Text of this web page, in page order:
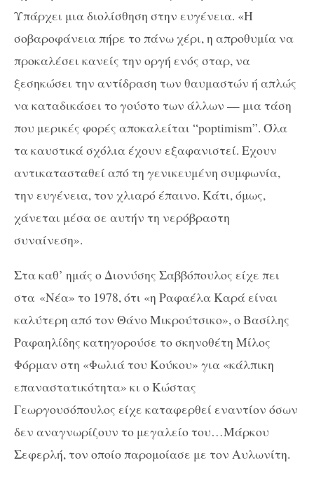
Υπάρχει μια διολίσθηση στην ευγένεια. «Η
σοβαροφάνεια πήρε το πάνω χέρι, η απροθυμία να
προκαλέσει κανείς την οργή ενός σταρ, να
ξεσηκώσει την αντίδραση των θαυμαστών ή απλώς
να καταδικάσει το γούστο των άλλων — μια τάση
που μερικές φορές αποκαλείται “poptimism”. Όλα
τα καυστικά σχόλια έχουν εξαφανιστεί. Εχουν
αντικατασταθεί από τη γενικευμένη συμφωνία,
την ευγένεια, τον χλιαρό έπαινο. Κάτι, όμως,
χάνεται μέσα σε αυτήν τη νερόβραστη
συναίνεση».
Στα καθ’ ημάς ο Διονύσης Σαββόπουλος είχε πει
στα «Νέα» το 1978, ότι «η Ραφαέλα Καρά είναι
καλύτερη από τον Θάνο Μικρούτσικο», ο Βασίλης
Ραφαηλίδης κατηγορούσε το σκηνοθέτη Μίλος
Φόρμαν στη «Φωλιά του Κούκου» για «κάλπικη
επαναστατικότητα» κι ο Κώστας
Γεωργουσόπουλος είχε καταφερθεί εναντίον όσων
δεν αναγνωρίζουν το μεγαλείο του…Μάρκου
Σεφερλή, τον οποίο παρομοίασε με τον Αυλωνίτη.